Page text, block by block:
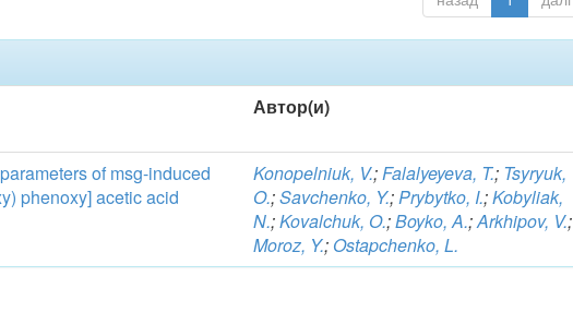
Автор(и)
of msg-induced
phenoxy] acetic acid
Konopelniuk, V.;Falalyeyeva, T.; Tsyryuk,
O.;Savchenko, Y.;Prybytko, I.;Kobyliak,
N.;Kovalchuk, O.;Boyko, A.;Arkhipov, V.;
Moroz, Y.; Ostapchenko, L.